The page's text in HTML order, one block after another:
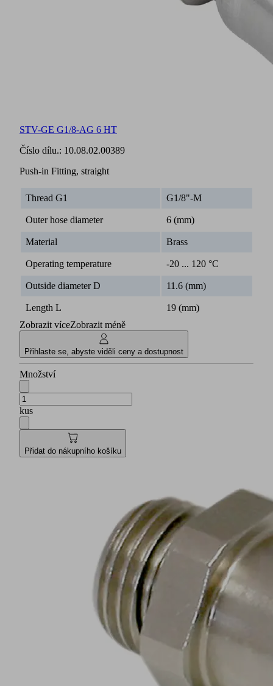
STV-GE G1/8-AG 6 HT
Číslo dílu.: 10.08.02.00389
Push-in Fitting, straight
Thread G1 G1/8"-M
Outer hose diameter 6 (mm)
Material Brass
Operating temperature -20 ... 120 °C
Outside diameter D 11.6 (mm)
Length L
19 (mm)
Zobrazit víceZobrazit méně
Přihlaste se, abyste viděli ceny a dostupnost
Množství
kus
Přidat do nákupního košíku